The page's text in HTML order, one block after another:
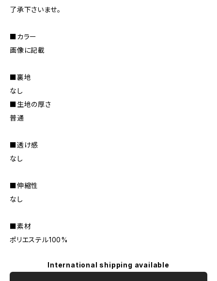
了承下さいませ。
■カラー
画像に記載
■裏地
なし
■生地の厚さ
普通
■透け感
なし
■伸縮性
なし
■素材
ポリエステル100%
International shipping available